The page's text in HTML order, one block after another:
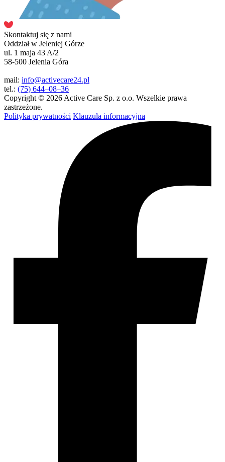
Skontaktuj się z nami
Oddział w Jeleniej Górze
ul. 1 maja 43 A/2
58-500 Jelenia Góra
mail: info@activecare24.pl
tel.: (75) 644–08–36
Copyright © 2026 Active Care Sp. z o.o. Wszelkie prawa
zastrzeżone.
Polityka prywatności Klauzula informacyjna